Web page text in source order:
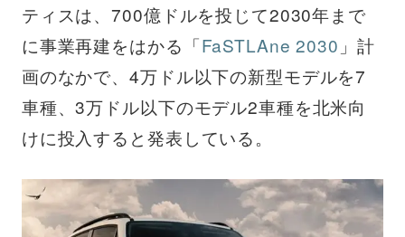
ティスは、700億ドルを投じて2030年まで
に事業再建をはかる「FaSTLAne 2030 」計
画のなかで、4万ドル以下の新型モデルを7
車種、3万ドル以下のモデル2車種を北米向
けに投入すると発表している。